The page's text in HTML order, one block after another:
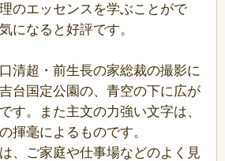
のエッセンスを学ぶことがで
になると好評です。
清超・前生長の家総裁の撮影に
台国定公園の、青空の下に広が
す。また主文の力強い文字は、
揮毫によるものです。
、ご家庭や仕事場などのよく見